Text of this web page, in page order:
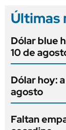
Últimas
Dólar blue
10 de
Dólar hoy:
agosto
Faltan